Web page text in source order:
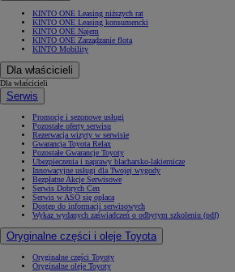
KINTO ONE Leasing niższych rat
KINTO ONE Leasing konsumencki
KINTO ONE Najem
KINTO ONE Zarządzanie flotą
KINTO Mobility
Dla właścicieli
Dla właścicieli
Serwis
Promocje i sezonowe usługi
Pozostałe oferty serwisu
Rezerwacja wizyty w serwisie
Gwarancja Toyota Relax
Pozostałe Gwarancje Toyoty
Ubezpieczenia i naprawy blacharsko-lakiernicze
Innowacyjne usługi dla Twojej wygody
Bezpłatne Akcje Serwisowe
Serwis Dobrych Cen
Serwis w ASO się opłaca
Dostęp do informacji serwisowych
Wykaz wydanych zaświadczeń o odbytym szkoleniu (pdf)
Oryginalne części i oleje Toyota
Oryginalne części Toyoty
Oryginalne oleje Toyoty